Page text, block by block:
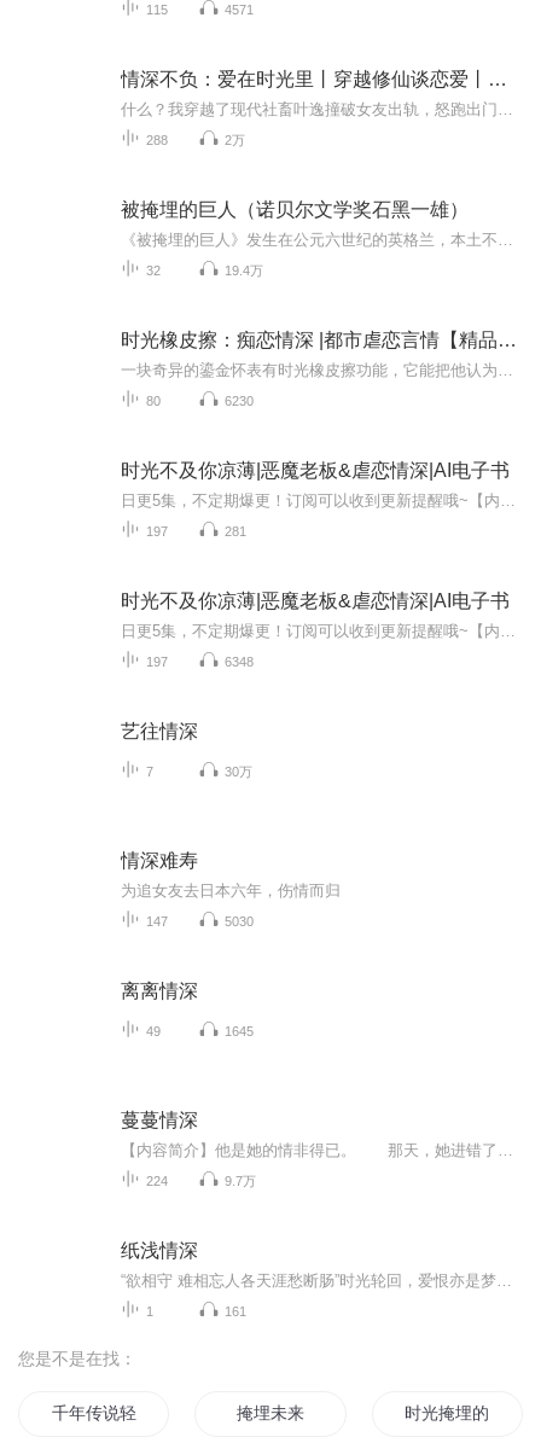
115 4571
情深不负：爱在时光里丨穿越修仙谈恋爱丨多女主
288 2万
被掩埋的巨人（诺贝尔文学奖石黑一雄）
32 19.4万
时光橡皮擦：痴恋情深 |都市虐恋言情【精品三播】
80 6230
时光不及你凉薄|恶魔老板&虐恋情深|AI电子书
197 281
时光不及你凉薄|恶魔老板&虐恋情深|AI电子书
197 6348
艺往情深
7 30万
情深难寿
为追女友去日本六年，伤情而归
147 5030
离离情深
49 1645
蔓蔓情深
224 9.7万
纸浅情深
1 161
您是不是在找：
千年传说轻掩 掩埋未来 时光掩埋的爱情